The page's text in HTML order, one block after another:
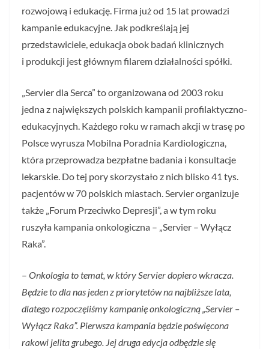
rozwojową i edukację. Firma już od 15 lat prowadzi
kampanie edukacyjne. Jak podkreślają jej
przedstawiciele, edukacja obok badań klinicznych
i produkcji jest głównym filarem działalności spółki.
„Servier dla Serca” to organizowana od 2003 roku
jedna z największych polskich kampanii profilaktyczno-
edukacyjnych. Każdego roku w ramach akcji w trasę po
Polsce wyrusza Mobilna Poradnia Kardiologiczna,
która przeprowadza bezpłatne badania i konsultacje
lekarskie. Do tej pory skorzystało z nich blisko 41 tys.
pacjentów w 70 polskich miastach. Servier organizuje
także „Forum Przeciwko Depresji”, a w tym roku
ruszyła kampania onkologiczna – „Servier – Wyłącz
Raka”.
– Onkologia to temat, w który Servier dopiero wkracza.
Będzie to dla nas jeden z priorytetów na najbliższe lata,
dlatego rozpoczęliśmy kampanię onkologiczną „Servier –
Wyłącz Raka”. Pierwsza kampania będzie poświęcona
rakowi jelita grubego. Jej druga edycja odbędzie się